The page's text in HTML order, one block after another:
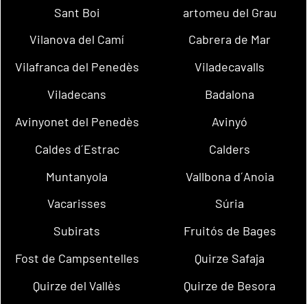
Sant Boi
artomeu del Grau
Vilanova del Camí
Cabrera de Mar
Vilafranca del Penedès
Viladecavalls
Viladecans
Badalona
Avinyonet del Penedès
Avinyó
Caldes d´Estrac
Calders
Muntanyola
Vallbona d´Anoia
Vacarisses
Súria
Subirats
Fruitós de Bages
Fost de Campsentelles
Quirze Safaja
Quirze del Vallès
Quirze de Besora